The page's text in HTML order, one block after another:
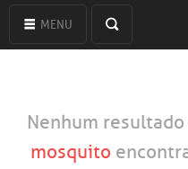
MENU
Nenhum
mosquito